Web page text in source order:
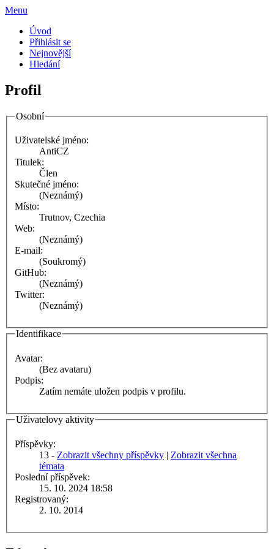
Menu
Úvod
Přihlásit se
Nejnovější
Hledání
Profil
Osobní
Uživatelské jméno:
AntiCZ
Titulek:
Člen
Skutečné jméno:
(Neznámý)
Místo:
Trutnov, Czechia
Web:
(Neznámý)
E-mail:
(Soukromý)
GitHub:
(Neznámý)
Twitter:
(Neznámý)
Identifikace
Avatar:
(Bez avataru)
Podpis:
Zatím nemáte uložen podpis v profilu.
Uživatelovy aktivity
Příspěvky:
13 - Zobrazit všechny příspěvky | Zobrazit všechna
témata
Poslední příspěvek:
15. 10. 2024 18:58
Registrovaný:
2. 10. 2014